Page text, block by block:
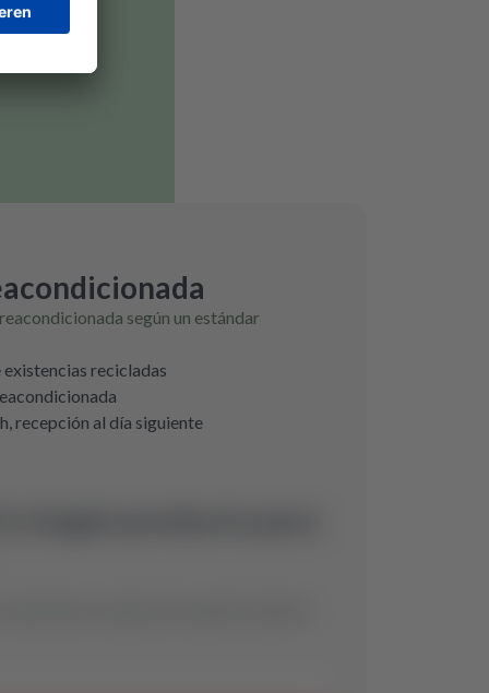
según un estándar
recicladas
recepción al día siguiente